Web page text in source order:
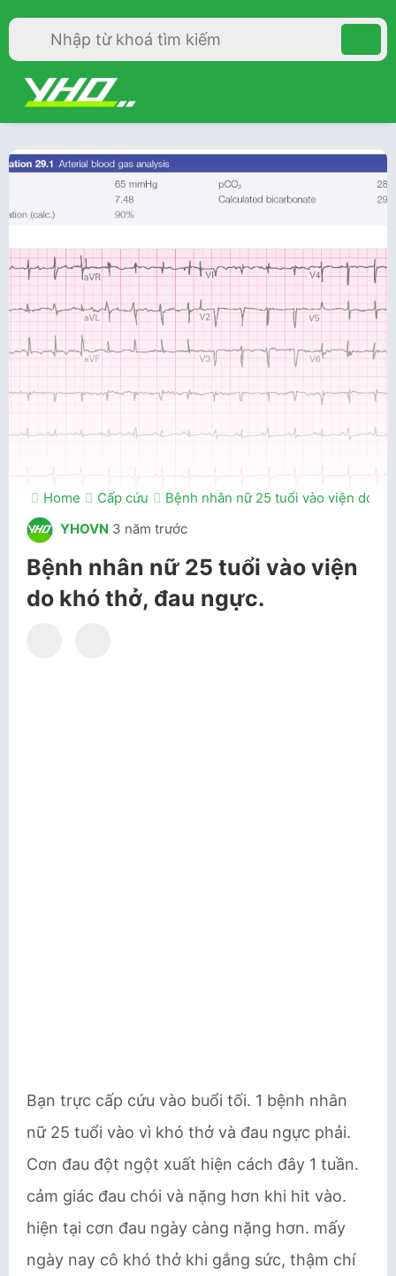
Home Cấp cứu
Bệnh nhân nữ 25 tuổi vào viện do
YHOVN 3 năm trước
Bệnh nhân nữ 25 tuổi vào viện
do khó thở, đau ngực.
Bạn trực cấp cứu vào buổi tối. 1 bệnh nhân
nữ 25 tuổi vào vì khó thở và đau ngực phải.
Cơn đau đột ngột xuất hiện cách đây 1 tuần.
cảm giác đau chói và nặng hơn khi hit vào.
hiện tại cơn đau ngày càng nặng hơn. mấy
ngày nay cô khó thở khi gắng sức, thậm chí